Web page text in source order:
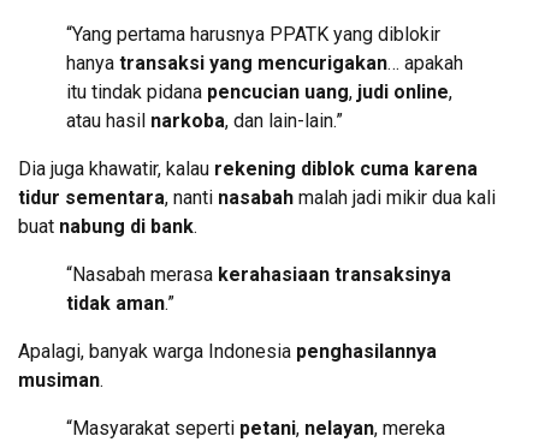
“Yang pertama harusnya PPATK yang diblokir
hanya transaksi yang mencurigakan… apakah
itu tindak pidana pencucian uang, judi online,
atau hasil narkoba, dan lain-lain.”
Dia juga khawatir, kalau rekening diblok cuma karena
tidur sementara, nanti nasabah malah jadi mikir dua kali
buat nabung di bank.
“Nasabah merasa kerahasiaan transaksinya
tidak aman.”
Apalagi, banyak warga Indonesia penghasilannya
musiman.
“Masyarakat seperti petani, nelayan, mereka